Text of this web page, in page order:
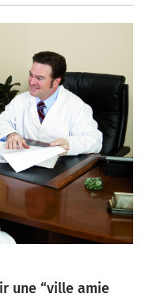
une “ville amie